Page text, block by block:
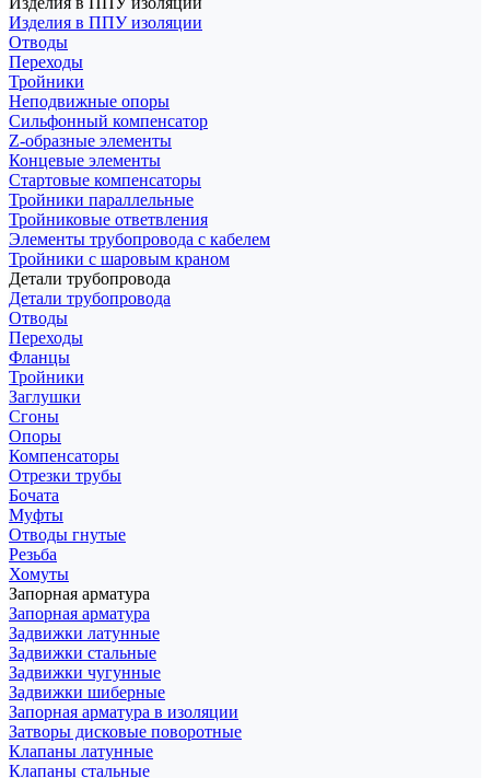
Изделия в ППУ изоляции
Отводы
Переходы
Тройники
Неподвижные опоры
Cильфонный компенсатор
Z-образные элементы
Концевые элементы
Стартовые компенсаторы
Тройники параллельные
Тройниковые ответвления
Элементы трубопровода с кабелем
Тройники с шаровым краном
Детали трубопровода
Детали трубопровода
Отводы
Переходы
Фланцы
Тройники
Заглушки
Сгоны
Опоры
Компенсаторы
Отрезки трубы
Бочата
Муфты
Отводы гнутые
Резьба
Хомуты
Запорная арматура
Запорная арматура
Задвижки латунные
Задвижки стальные
Задвижки чугунные
Задвижки шиберные
Запорная арматура в изоляции
Затворы дисковые поворотные
Клапаны латунные
Клапаны стальные